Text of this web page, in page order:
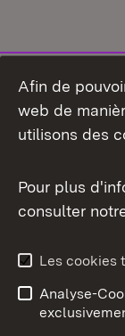
Aperçu des
Afin de
web de
utilisons des
Pour plus
consulter
Les cookies
Analyse-